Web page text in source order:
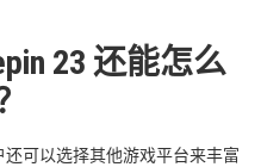
23 还能怎么
可以选择其他游戏平台来丰富